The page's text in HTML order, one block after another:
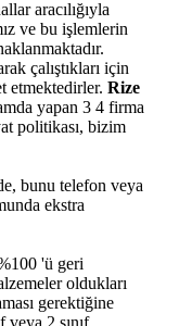
aracılığıyla
ve bu işlemlerin
çalıştıkları için
etmektedirler. Rize
yapan 3 4 firma
politikası, bizim
bunu telefon veya
ekstra
'ü geri
oldukları
gerektiğine
veya 2.sınıf